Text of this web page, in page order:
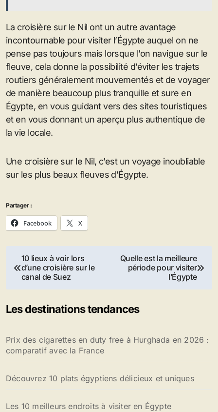
La croisière sur le Nil ont un autre avantage
incontournable pour visiter l’Égypte auquel on ne
pense pas toujours mais lorsque l’on navigue sur le
fleuve, cela donne la possibilité d’éviter les trajets
routiers généralement mouvementés et de voyager
de manière beaucoup plus tranquille et sure en
Égypte, en vous guidant vers des sites touristiques
et en vous donnant un aperçu plus authentique de
la vie locale.
Une croisière sur le Nil, c’est un voyage inoubliable
sur les plus beaux fleuves d’Égypte.
Partager :
Facebook X
Navigation
de
10 lieux à voir lors
d’une croisière sur le
canal de Suez
Quelle est la meilleure
période pour visiter
l’Égypte
Les destinations tendances
Prix des cigarettes en duty free à Hurghada en 2026 :
comparatif avec la France
Découvrez 10 plats égyptiens délicieux et uniques
Les 10 meilleurs endroits à visiter en Égypte